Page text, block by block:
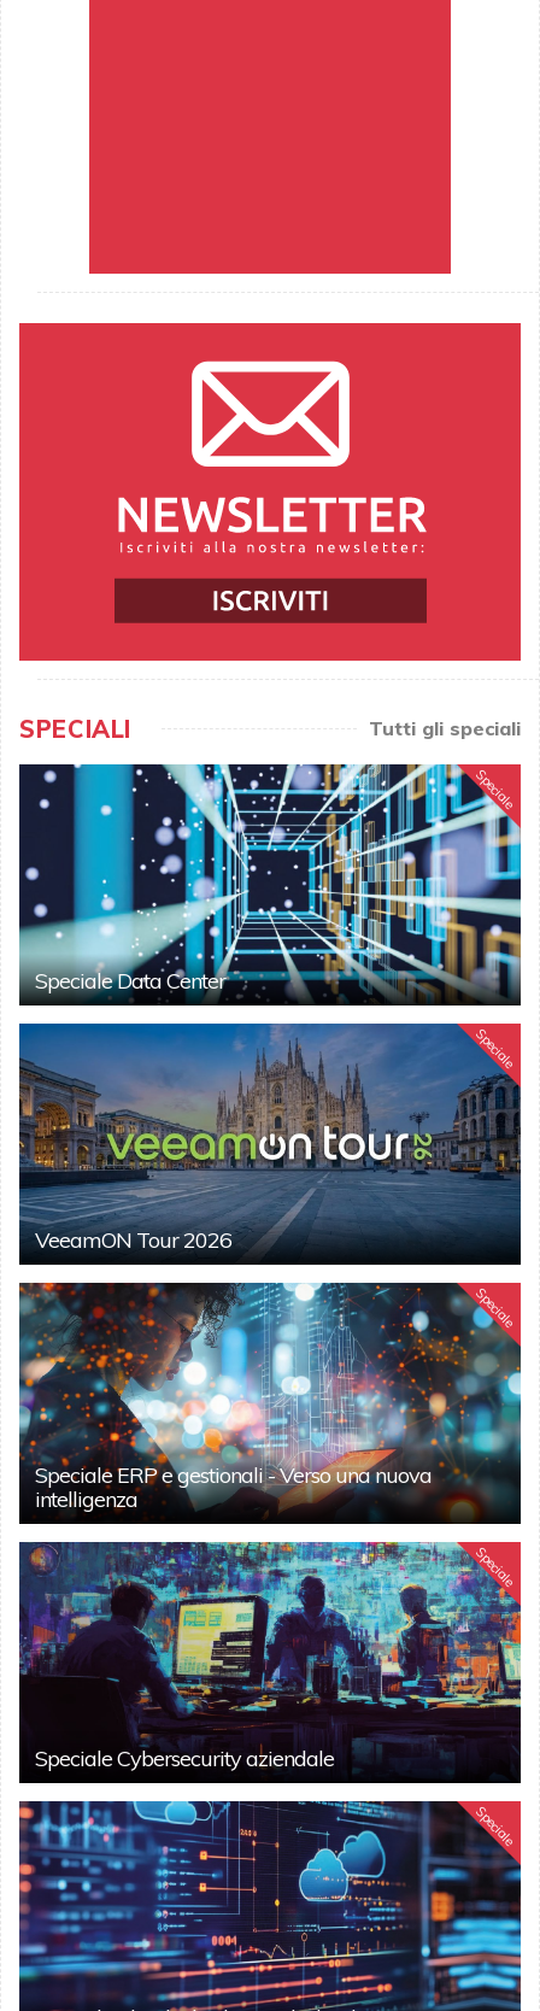
SPECIALI Tutti gli speciali
Speciale
Speciale Data Center
Speciale
VeeamON Tour 2026
Speciale
Speciale ERP e gestionali - Verso una nuova
intelligenza
Speciale
Speciale Cybersecurity aziendale
Speciale